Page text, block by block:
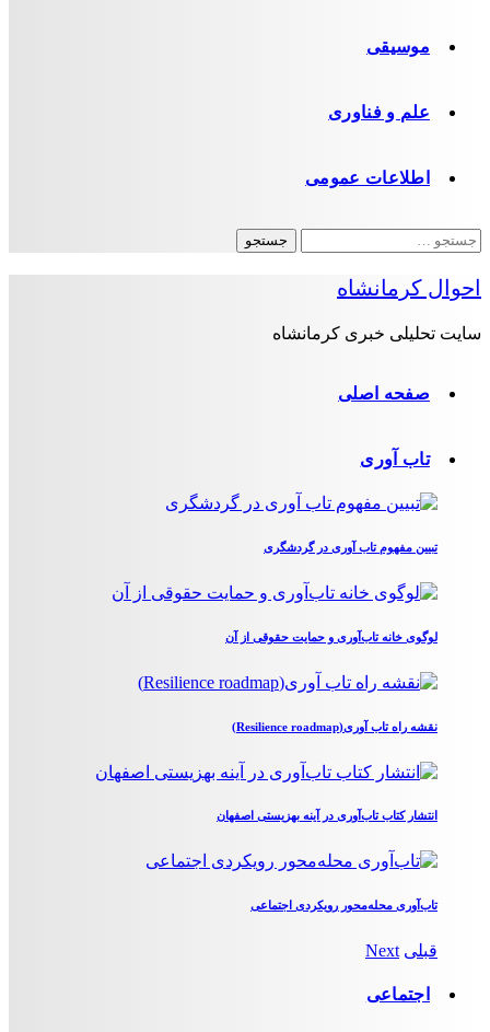
موسیقی
علم و فناوری
اطلاعات عمومی
جستجو
برای:
احوال کرمانشاه
سایت تحلیلی خبری کرمانشاه
صفحه اصلی
تاب آوری
تبیین مفهوم تاب آوری در گردشگری
لوگوی خانه تاب‌آوری و حمایت حقوقی از آن
نقشه راه تاب آوری(Resilience roadmap)
انتشار کتاب تاب‌آوری در آینه بهزیستی اصفهان
تاب‌آوری محله‌محور رویکردی اجتماعی
قبلی Next
اجتماعی